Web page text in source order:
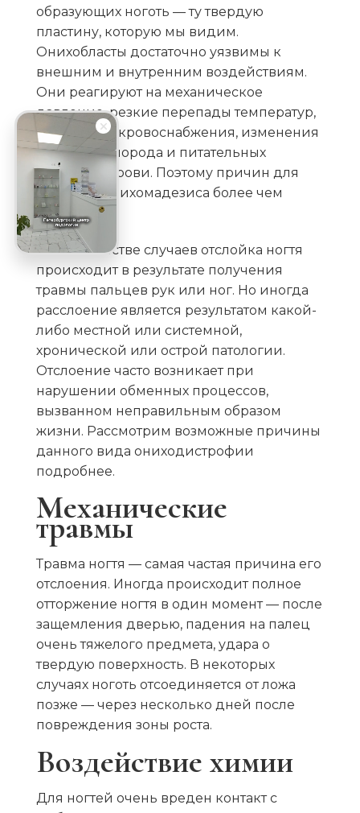
образующих ноготь — ту твердую
пластину, которую мы видим.
Онихобласты достаточно уязвимы к
внешним и внутренним воздействиям.
Они реагируют на механическое
давление, резкие перепады температур,
нарушение кровоснабжения, изменения
уровня кислорода и питательных
веществ в крови. Поэтому причин для
развития онихомадезиса более чем
достаточно.
В большинстве случаев отслойка ногтя
происходит в результате получения
травмы пальцев рук или ног. Но иногда
расслоение является результатом какой-
либо местной или системной,
хронической или острой патологии.
Отслоение часто возникает при
нарушении обменных процессов,
вызванном неправильным образом
жизни. Рассмотрим возможные причины
данного вида ониходистрофии
подробнее.
Механические
травмы
Травма ногтя — самая частая причина его
отслоения. Иногда происходит полное
отторжение ногтя в один момент — после
защемления дверью, падения на палец
очень тяжелого предмета, удара о
твердую поверхность. В некоторых
случаях ноготь отсоединяется от ложа
позже — через несколько дней после
повреждения зоны роста.
Воздействие химии
Для ногтей очень вреден контакт с